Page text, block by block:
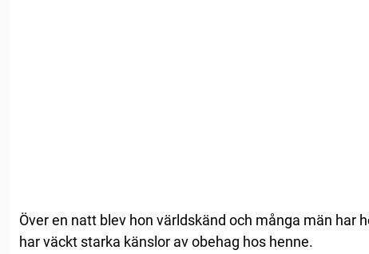
Över en natt blev hon världskänd och många män har
har väckt starka känslor av obehag hos henne.